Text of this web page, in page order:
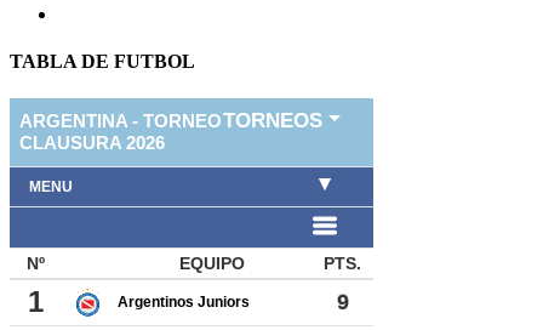
TABLA DE FUTBOL